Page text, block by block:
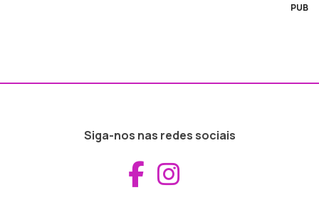
PUB
Siga-nos nas redes sociais
Aceder ao